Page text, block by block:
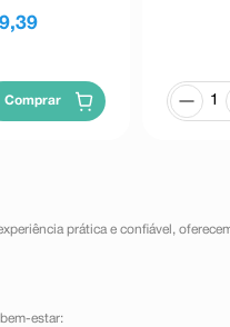
,39
Comprar
prática e confiável,
estar: